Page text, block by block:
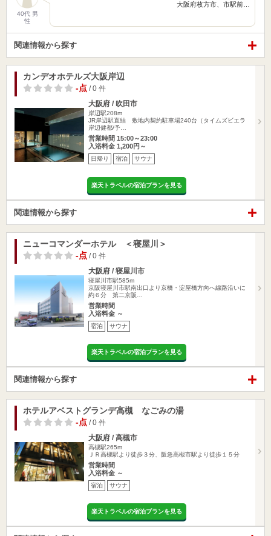
40代 男
性
大阪府枚方市、市駅前…
関連情報から探す
カンデオホテルズ大阪岸辺
-点 / 0 件
大阪府 / 吹田市
岸辺駅208m
JR岸辺駅直結 敷地内契約駐車場240台（タイムズビエラ
岸辺健都/予…
営業時間 15:00～23:00
入浴料金 1,200円～
日帰り 宿泊 サウナ
楽天トラベルの宿泊プランを見る
関連情報から探す
ニューコマンダーホテル ＜寝屋川＞
-点 / 0 件
大阪府 / 寝屋川市
寝屋川市駅585m
京阪寝屋川市駅南出口より京橋・淀屋橋方向へ線路沿いに
約６分 第二京阪…
営業時間
入浴料金 ～
宿泊 サウナ
楽天トラベルの宿泊プランを見る
関連情報から探す
ホテルアベストグランデ高槻 なごみの湯
-点 / 0 件
大阪府 / 高槻市
高槻駅265m
ＪＲ高槻駅より徒歩３分、阪急高槻市駅より徒歩１５分
営業時間
入浴料金 ～
宿泊 サウナ
楽天トラベルの宿泊プランを見る